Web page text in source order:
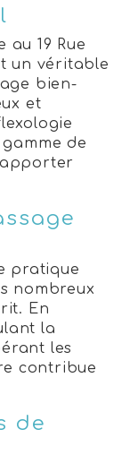
au 19 Rue
un véritable
bien-
et
de
apporter
pratique
nombreux
En
la
les
contribue
de